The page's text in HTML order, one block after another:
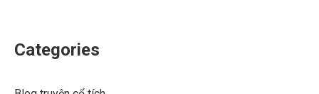
Categories